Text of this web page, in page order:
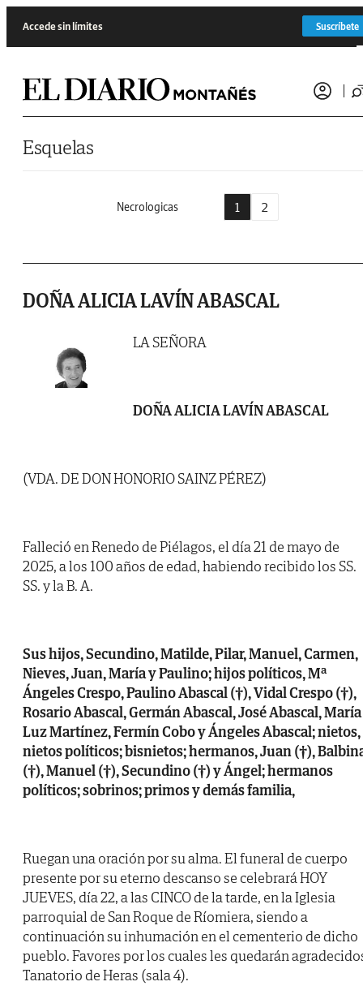
Accede sin límites Suscríbete
Esquelas
Necrologicas 1 2
DOÑA ALICIA LAVÍN ABASCAL
LA SEÑORA
DOÑA ALICIA LAVÍN ABASCAL
(VDA. DE DON HONORIO SAINZ PÉREZ)
Falleció en Renedo de Piélagos, el día 21 de mayo de
2025, a los 100 años de edad, habiendo recibido los SS.
SS. y la B. A.
Sus hijos, Secundino, Matilde, Pilar, Manuel, Carmen,
Nieves, Juan, María y Paulino; hijos políticos, Mª
Ángeles Crespo, Paulino Abascal (†), Vidal Crespo (†),
Rosario Abascal, Germán Abascal, José Abascal, María
Luz Martínez, Fermín Cobo y Ángeles Abascal; nietos,
nietos políticos; bisnietos; hermanos, Juan (†),
(†), Manuel (†), Secundino (†) y Ángel; hermanos
políticos; sobrinos; primos y demás familia,
Ruegan una oración por su alma. El funeral de cuerpo
presente por su eterno descanso se celebrará HOY
JUEVES, día 22, a las CINCO de la tarde, en la Iglesia
parroquial de San Roque de Ríomiera, siendo a
continuación su inhumación en el cementerio de dicho
pueblo. Favores por los cuales les quedarán
Tanatorio de Heras (sala 4).